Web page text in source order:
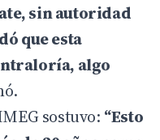
sin autoridad
que esta
algo
sostuvo: “Esto